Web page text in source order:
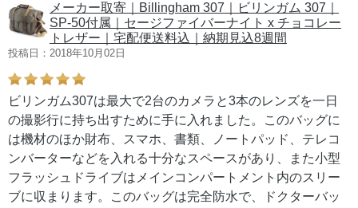
メーカー取寄｜Billingham 307｜ビリンガム 307｜
SP-50付属｜セージファイバーナイト x チョコレー
トレザー｜宅配便送料込｜納期見込8週間
投稿日：2018年10月02日
ビリンガム307は最大で2台のカメラと3本のレンズを一日
の撮影行に持ち出すために手に入れました。このバッグに
は機材のほか財布、スマホ、書類、ノートパッド、テレコ
ンバーターなどを入れる十分なスペースがあり、また小型
フラッシュドライブはメインコンパートメント内のスリー
ブに収まります。このバッグは完全防水で、ドクターバッ